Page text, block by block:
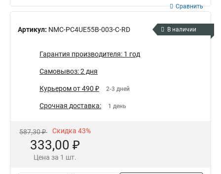
Артикул: NMC-PC4UE55B-003-C-RD
Сравнить
В наличии
Гарантия производителя: 1 год
Самовывоз: 2 дня
Курьером от 490 ₽ 2-3 дней
Срочная доставка: 1 день
587,30 ₽ Скидка 43%
333,00 ₽
Цена за 1 шт.